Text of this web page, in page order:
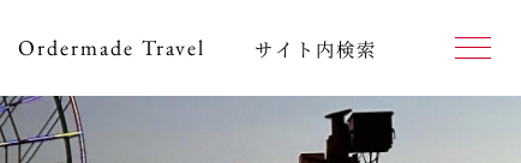
Ordermade Travel サイト内検索